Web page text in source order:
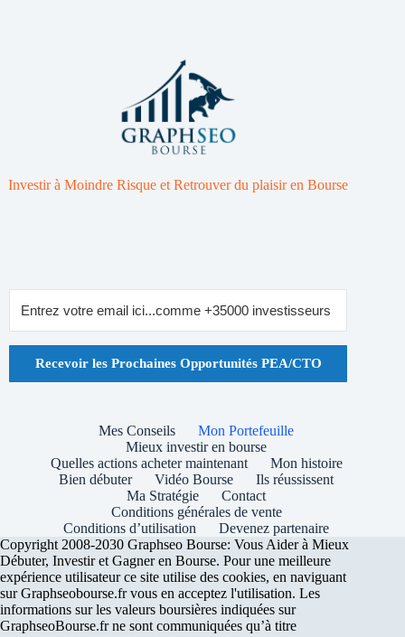
Investir à Moindre Risque et Retrouver du plaisir en Bourse
Recevoir les Prochaines Opportunités PEA/CTO
Mes Conseils
Mon Portefeuille
Mieux investir en bourse
Quelles actions acheter maintenant
Mon histoire
Bien débuter
Vidéo Bourse
Ils réussissent
Ma Stratégie
Contact
Conditions générales de vente
Conditions d’utilisation
Devenez partenaire
Copyright 2008-2030 Graphseo Bourse: Vous Aider à Mieux
Débuter, Investir et Gagner en Bourse. Pour une meilleure
expérience utilisateur ce site utilise des cookies, en naviguant
sur Graphseobourse.fr vous en acceptez l'utilisation. Les
informations sur les valeurs boursières indiquées sur
GraphseoBourse.fr ne sont communiquées qu’à titre